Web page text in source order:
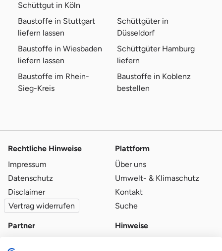
Schüttgut in Köln
Baustoffe in Stuttgart
liefern lassen
Schüttgüter in
Düsseldorf
Baustoffe in Wiesbaden
liefern lassen
Schüttgüter Hamburg
liefern
Baustoffe im Rhein-
Sieg-Kreis
Baustoffe in Koblenz
bestellen
Rechtliche Hinweise
Impressum
Datenschutz
Disclaimer
Vertrag widerrufen
Plattform
Über uns
Umwelt- & Klimaschutz
Kontakt
Suche
Partner
Hinweise